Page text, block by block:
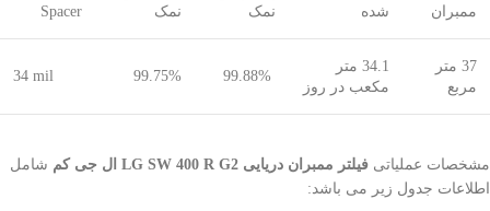
ممبران
شده
نمک
نمک
Spacer
37 متر
مربع
34.1 متر
مکعب در روز
99.75%
34 mil
مشخصات عملیاتی فیلتر ممبران دریایی LG SW 400 R G2 ال جی کم
شامل
اطلاعات جدول زیر می باشد: